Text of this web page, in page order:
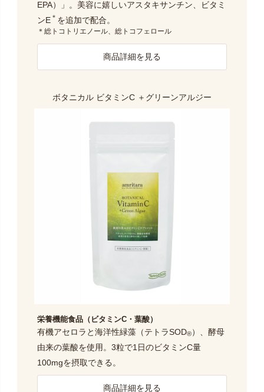
EPA）」。美容に嬉しいアスタキサンチン、ビタミ
ンE ＊ を追加で配合。
＊総トコトリエノール、総トコフェロール
商品詳細を見る
ボタニカル ビタミンC ＋グリーンアルジー
栄養機能食品（ビタミンC・葉酸）
有機アセロラと海洋性緑藻（テトラSOD®）、酵母
由来の葉酸を使用。3粒で1日のビタミンC量
100mgを摂取できる。
商品詳細を見る